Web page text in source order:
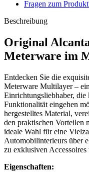
Fragen zum
Beschreibung
Original
Meterware im
Entdecken Sie die
Meterware Multilayer –
Einrichtungsliebhaber,
Funktionalität eingehen
hergestelltes Material,
den praktischen Vorteilen
ideale Wahl für eine
Automobilinterieurs über
zu exklusiven Accessoires
Eigenschaften: